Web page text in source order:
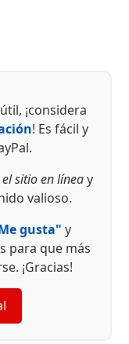
¡considera
! Es fácil y
sitio en líneay
valioso.
gusta" y
para que más
¡Gracias!